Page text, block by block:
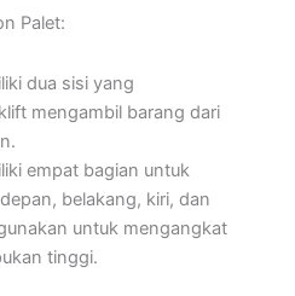
Palet:
dua sisi yang
mengambil barang dari
empat bagian untuk
belakang, kiri, dan
untuk mengangkat
tinggi.